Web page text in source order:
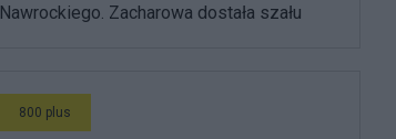
Nawrockiego. Zacharowa dostała szału
800 plus